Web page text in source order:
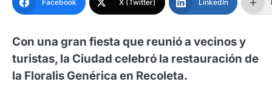
Facebook X (Twitter) LinkedIn
Con una gran fiesta que reunió a vecinos y
turistas, la Ciudad celebró la restauración de
la Floralis Genérica en Recoleta.